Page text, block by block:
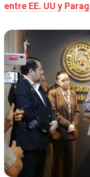
entre EE. UU y